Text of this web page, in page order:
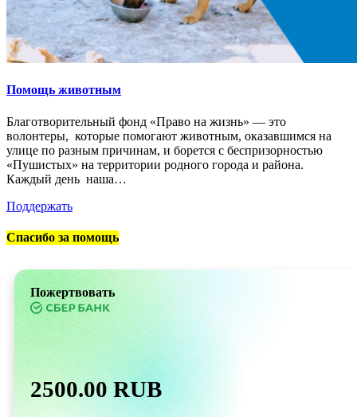
Помощь животным
Благотворительный фонд «Право на жизнь» — это
волонтеры, которые помогают животным, оказавшимся на
улице по разным причинам, и борется с беспризорностью
«Пушистых» на территории родного города и района.
Каждый день наша…
Поддержать
Спасибо за помощь
Пожертвовать
2500.00 RUB